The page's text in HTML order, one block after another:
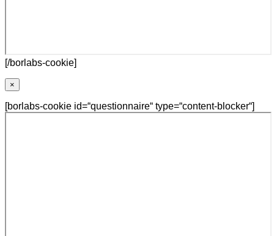
[/borlabs-cookie]
×
[borlabs-cookie id=“questionnaire“ type=“content-blocker“]